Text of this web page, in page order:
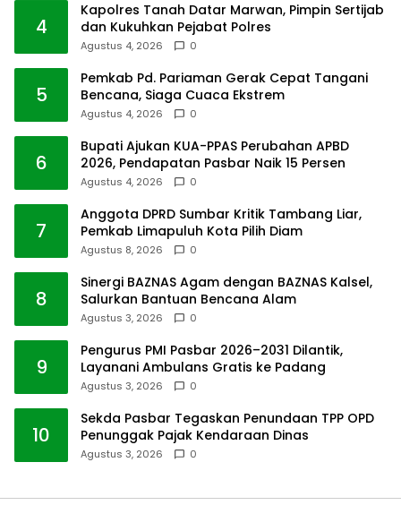
4
Kapolres Tanah Datar Marwan, Pimpin Sertijab
dan Kukuhkan Pejabat Polres
Agustus 4, 2026 0
5
Pemkab Pd. Pariaman Gerak Cepat Tangani
Bencana, Siaga Cuaca Ekstrem
Agustus 4, 2026 0
6
Bupati Ajukan KUA-PPAS Perubahan APBD
2026, Pendapatan Pasbar Naik 15 Persen
Agustus 4, 2026 0
7
Anggota DPRD Sumbar Kritik Tambang Liar,
Pemkab Limapuluh Kota Pilih Diam
Agustus 8, 2026 0
8
Sinergi BAZNAS Agam dengan BAZNAS Kalsel,
Salurkan Bantuan Bencana Alam
Agustus 3, 2026 0
9
Pengurus PMI Pasbar 2026–2031 Dilantik,
Layanani Ambulans Gratis ke Padang
Agustus 3, 2026 0
10
Sekda Pasbar Tegaskan Penundaan TPP OPD
Penunggak Pajak Kendaraan Dinas
Agustus 3, 2026 0